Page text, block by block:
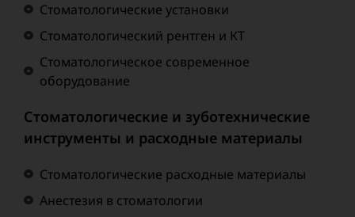
Стоматологические установки
Стоматологический рентген и КТ
Стоматологическое современное
оборудование
Стоматологические и зуботехнические
инструменты и расходные материалы
Стоматологические расходные материалы
Анестезия в стоматологии